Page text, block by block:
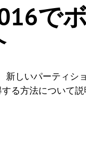
で
新しいパーティシ
る方法について説